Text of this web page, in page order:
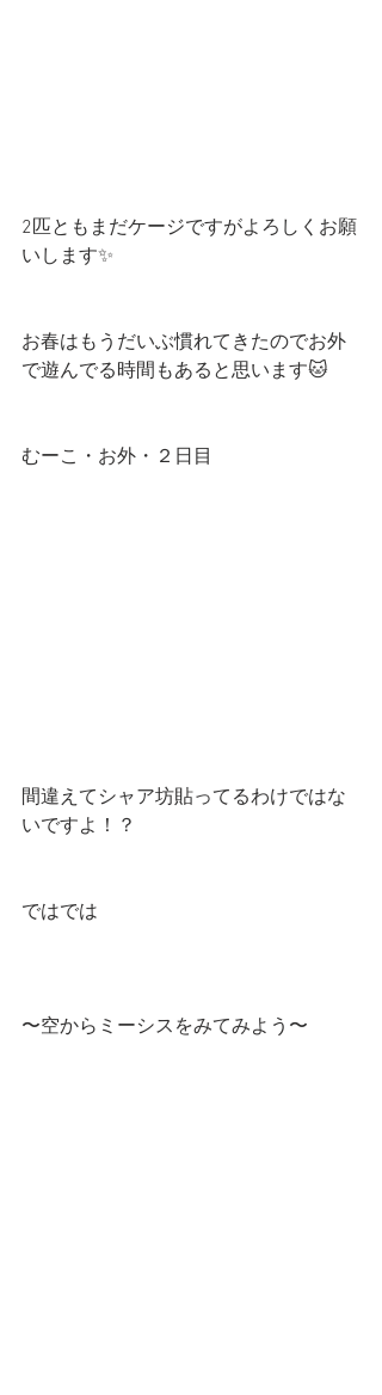
2匹ともまだケージですがよろしくお願
いします✨
お春はもうだいぶ慣れてきたのでお外
で遊んでる時間もあると思います🐱
むーこ・お外・２日目
間違えてシャア坊貼ってるわけではな
いですよ！？
ではでは
〜空からミーシスをみてみよう〜